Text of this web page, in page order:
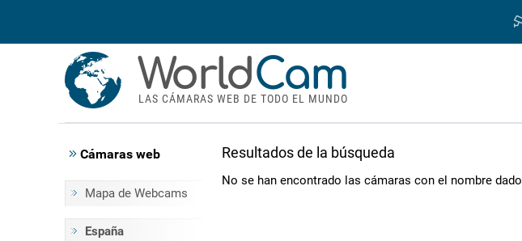
WorldCam
LAS CÁMARAS WEB DE TODO EL MUNDO
Cámaras web
Mapa de Webcams
España
Resultados de la búsqueda
No se han encontrado las cámaras con el nombre dado